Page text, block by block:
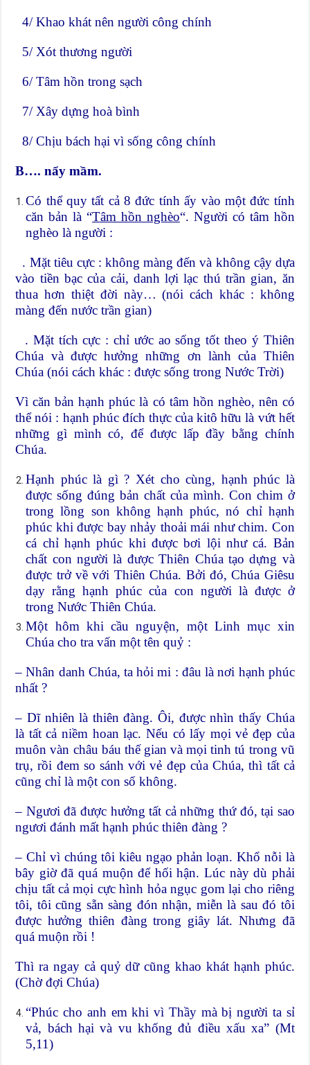
4/ Khao khát nên người công chính
5/ Xót thương người
6/ Tâm hồn trong sạch
7/ Xây dựng hoà bình
8/ Chịu bách hại vì sống công chính
B…. nẩy mầm.
Có thể quy tất cả 8 đức tính ấy vào một đức tính
căn bản là “Tâm hồn nghèo“. Người có tâm hồn
nghèo là người :
. Mặt tiêu cực : không màng đến và không cậy dựa
vào tiền bạc của cải, danh lợi lạc thú trần gian, ăn
thua hơn thiệt đời này… (nói cách khác : không
màng đến nước trần gian)
. Mặt tích cực : chỉ ước ao sống tốt theo ý Thiên
Chúa và được hưởng những ơn lành của Thiên
Chúa (nói cách khác : được sống trong Nước Trời)
Vì căn bản hạnh phúc là có tâm hồn nghèo, nên có
thể nói : hạnh phúc đích thực của kitô hữu là vứt hết
những gì mình có, để được lấp đầy bằng chính
Chúa.
Hạnh phúc là gì ? Xét cho cùng, hạnh phúc là
được sống đúng bản chất của mình. Con chim ở
trong lồng son không hạnh phúc, nó chỉ hạnh
phúc khi được bay nhảy thoải mái như chim. Con
cá chỉ hạnh phúc khi được bơi lội như cá. Bản
chất con người là được Thiên Chúa tạo dựng và
được trở về với Thiên Chúa. Bởi đó, Chúa Giêsu
dạy rằng hạnh phúc của con người là được ở
trong Nước Thiên Chúa.
Một hôm khi cầu nguyện, một Linh mục xin
Chúa cho tra vấn một tên quỷ :
– Nhân danh Chúa, ta hỏi mi : đâu là nơi hạnh phúc
nhất ?
– Dĩ nhiên là thiên đàng. Ôi, được nhìn thấy Chúa
là tất cả niềm hoan lạc. Nếu có lấy mọi vẻ đẹp của
muôn vàn châu báu thế gian và mọi tinh tú trong vũ
trụ, rồi đem so sánh với vẻ đẹp của Chúa, thì tất cả
cũng chỉ là một con số không.
– Ngươi đã được hưởng tất cả những thứ đó, tại sao
ngươi đánh mất hạnh phúc thiên đàng ?
– Chỉ vì chúng tôi kiêu ngạo phản loạn. Khổ nỗi là
bây giờ đã quá muộn để hối hận. Lúc này dù phải
chịu tất cả mọi cực hình hỏa ngục gom lại cho riêng
tôi, tôi cũng sẵn sàng đón nhận, miễn là sau đó tôi
được hưởng thiên đàng trong giây lát. Nhưng đã
quá muộn rồi !
Thì ra ngay cả quỷ dữ cũng khao khát hạnh phúc.
(Chờ đợi Chúa)
“Phúc cho anh em khi vì Thầy mà bị người ta sỉ
vả, bách hại và vu khống đủ điều xấu xa” (Mt
5,11)